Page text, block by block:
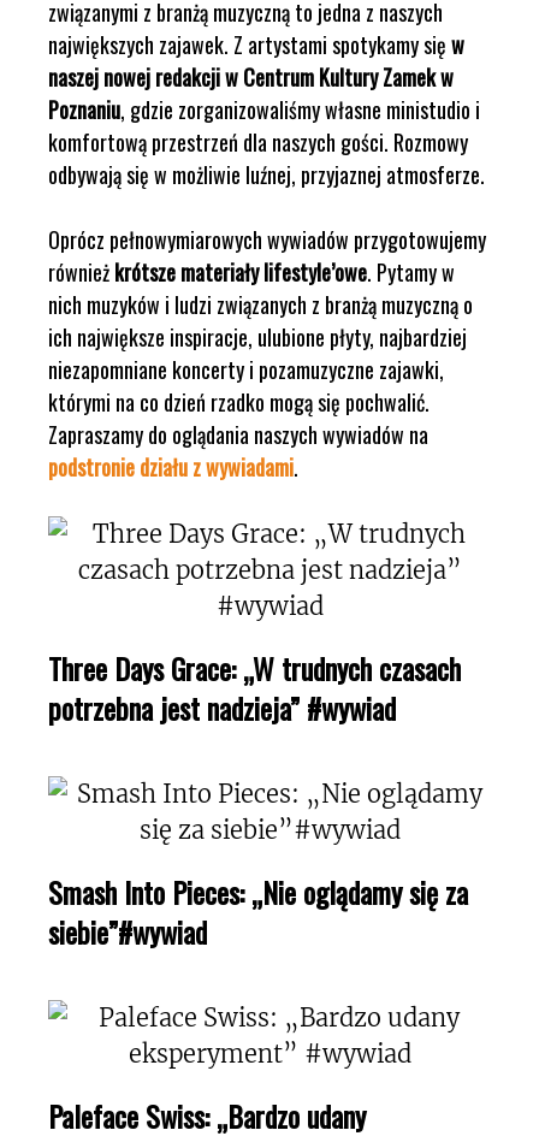
związanymi z branżą muzyczną to jedna z naszych
największych zajawek. Z artystami spotykamy sięw
naszej nowej redakcji w Centrum Kultury Zamek w
Poznaniu, gdzie zorganizowaliśmy własne ministudio i
komfortową przestrzeń dla naszych gości. Rozmowy
odbywają się w możliwie luźnej, przyjaznej atmosferze.
Oprócz pełnowymiarowych wywiadów przygotowujemy
równieżkrótsze materiały lifestyle’owe. Pytamy w
nich muzyków i ludzi związanych z branżą muzyczną o
ich największe inspiracje, ulubione płyty, najbardziej
niezapomniane koncerty i pozamuzyczne zajawki,
którymi na co dzień rzadko mogą się pochwalić.
Zapraszamy do oglądania naszych wywiadów na
podstronie działu z wywiadami.
Three Days Grace: „W trudnych czasach
potrzebna jest nadzieja” #wywiad
Smash Into Pieces: „Nie oglądamy się za
siebie”#wywiad
Paleface Swiss: „Bardzo udany